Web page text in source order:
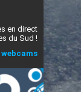
en direct
du Sud !